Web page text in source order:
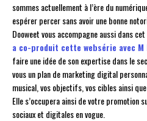
sommes actuellement à l’ère du
espérer percer sans avoir une bonne
Dooweet vous accompagne aussi dans
a co-produit cette websérie avec M
faire une idée de son expertise dans le
vous un plan de marketing digital
musical, vos objectifs, vos cibles ainsi
Elle s’occupera ainsi de votre promotion
sociaux et digitales en vogue.